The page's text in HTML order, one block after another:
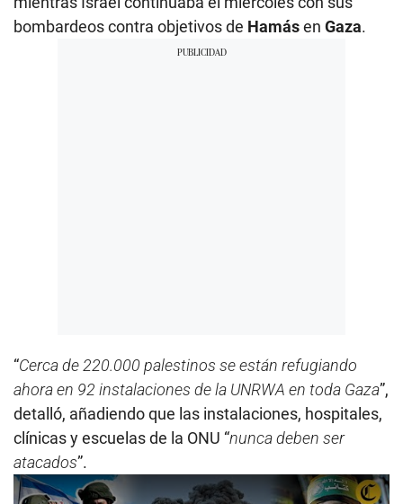
bombardeos contra objetivos de Hamásen Gaza.
“Cerca de 220.000 palestinos se están refugiando
ahora en 92 instalaciones de la UNRWA en toda Gaza”,
detalló, añadiendo que las instalaciones, hospitales,
clínicas y escuelas de la ONU “nunca deben ser
atacados”.